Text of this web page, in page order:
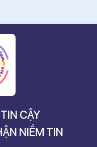
CẬY
NIỀM TIN